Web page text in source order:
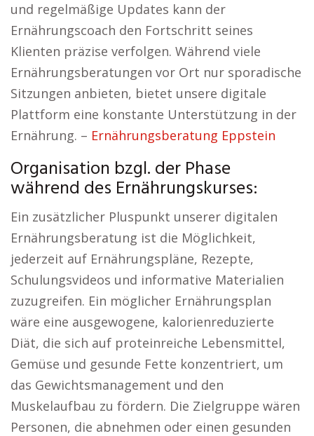
und regelmäßige Updates kann der
Ernährungscoach den Fortschritt seines
Klienten präzise verfolgen. Während viele
Ernährungsberatungen vor Ort nur sporadische
Sitzungen anbieten, bietet unsere digitale
Plattform eine konstante Unterstützung in der
Ernährung. – Ernährungsberatung Eppstein
Organisation bzgl. der Phase
während des Ernährungskurses:
Ein zusätzlicher Pluspunkt unserer digitalen
Ernährungsberatung ist die Möglichkeit,
jederzeit auf Ernährungspläne, Rezepte,
Schulungsvideos und informative Materialien
zuzugreifen. Ein möglicher Ernährungsplan
wäre eine ausgewogene, kalorienreduzierte
Diät, die sich auf proteinreiche Lebensmittel,
Gemüse und gesunde Fette konzentriert, um
das Gewichtsmanagement und den
Muskelaufbau zu fördern. Die Zielgruppe wären
Personen, die abnehmen oder einen gesunden